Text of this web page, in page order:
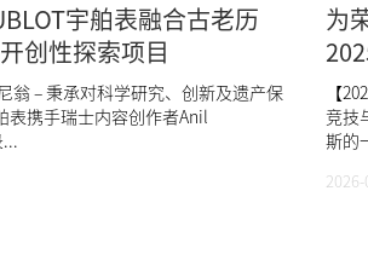
宇舶表融合古老历
创性探索项目
翁 – 秉承对科学研究、创新及遗产保
表携手瑞士内容创作者Anil
为
【
竞技
斯的